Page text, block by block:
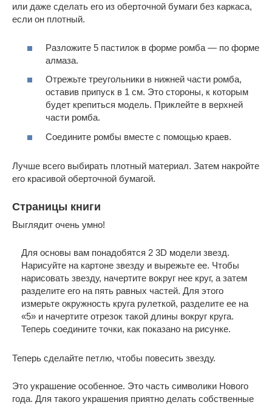
или даже сделать его из оберточной бумаги без каркаса,
если он плотный.
Разложите 5 пастилок в форме ромба — по форме
алмаза.
Отрежьте треугольники в нижней части ромба,
оставив припуск в 1 см. Это стороны, к которым
будет крепиться модель. Приклейте в верхней
части ромба.
Соедините ромбы вместе с помощью краев.
Лучше всего выбирать плотный материал. Затем накройте
его красивой оберточной бумагой.
Страницы книги
Выглядит очень умно!
Для основы вам понадобятся 2 3D модели звезд.
Нарисуйте на картоне звезду и вырежьте ее. Чтобы
нарисовать звезду, начертите вокруг нее круг, а затем
разделите его на пять равных частей. Для этого
измерьте окружность круга рулеткой, разделите ее на
«5» и начертите отрезок такой длины вокруг круга.
Теперь соедините точки, как показано на рисунке.
Теперь сделайте петлю, чтобы повесить звезду.
Это украшение особенное. Это часть символики Нового
года. Для такого украшения приятно делать собственные